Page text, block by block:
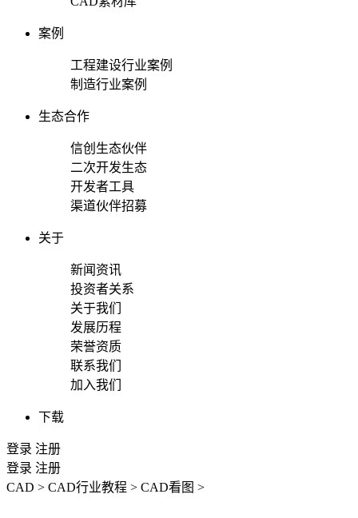
案例
工程建设行业案例
制造行业案例
生态合作
信创生态伙伴
二次开发生态
开发者工具
渠道伙伴招募
关于
新闻资讯
投资者关系
关于我们
发展历程
荣誉资质
联系我们
加入我们
下载
登录 注册
登录 注册
CAD > CAD行业教程 > CAD看图 >